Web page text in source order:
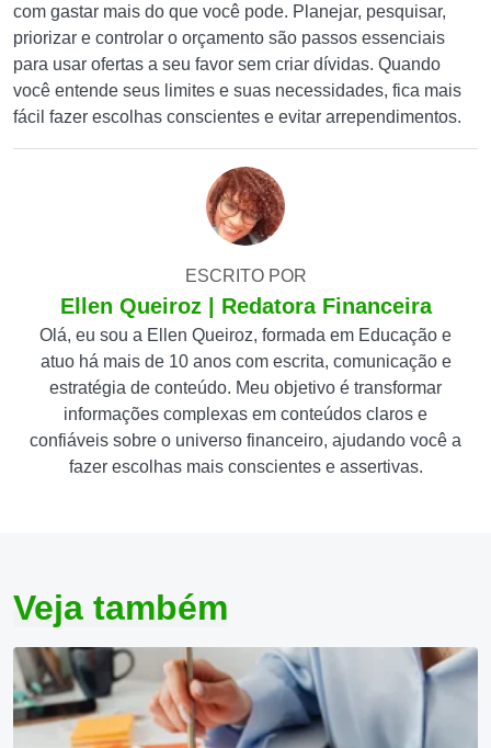
com gastar mais do que você pode. Planejar, pesquisar,
priorizar e controlar o orçamento são passos essenciais
para usar ofertas a seu favor sem criar dívidas. Quando
você entende seus limites e suas necessidades, fica mais
fácil fazer escolhas conscientes e evitar arrependimentos.
ESCRITO POR
Ellen Queiroz | Redatora Financeira
Olá, eu sou a Ellen Queiroz, formada em Educação e
atuo há mais de 10 anos com escrita, comunicação e
estratégia de conteúdo. Meu objetivo é transformar
informações complexas em conteúdos claros e
confiáveis sobre o universo financeiro, ajudando você a
fazer escolhas mais conscientes e assertivas.
Veja também